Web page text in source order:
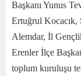
Başkanı Yunus
Ertuğrul Kocacık,
Alemdar, İl
Erenler İlçe
toplum kuruluşu